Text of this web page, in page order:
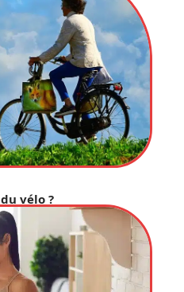
vélo ?